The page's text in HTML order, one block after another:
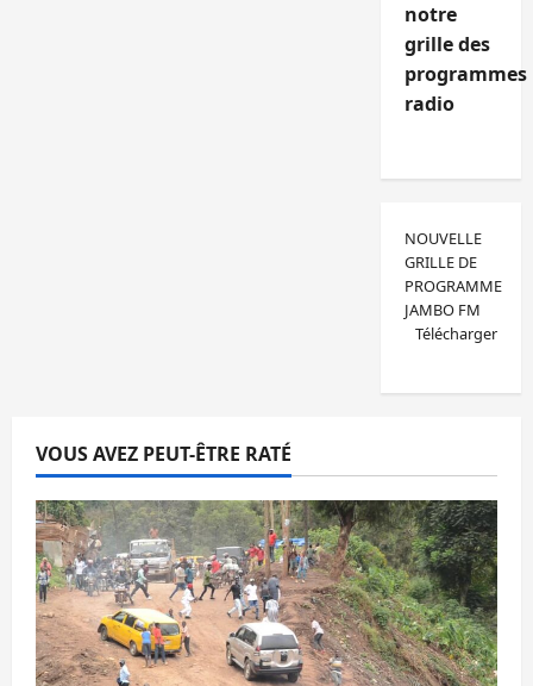
notre
grille des
programmes
radio
NOUVELLE
GRILLE DE
PROGRAMME
JAMBO FM
Télécharger
VOUS AVEZ PEUT-ÊTRE RATÉ